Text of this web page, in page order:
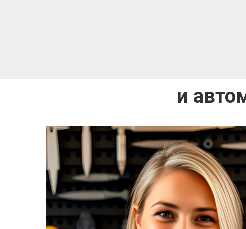
и